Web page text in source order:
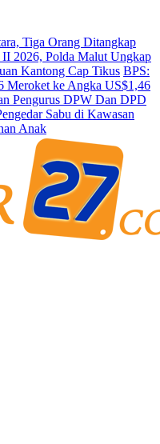
Tiga Orang Ditangkap
II 2026, Polda Malut Ungkap
Kantong Cap Tikus BPS:
Meroket ke Angka US$1,46
Pengurus DPW Dan DPD
Sabu di Kawasan
Anak